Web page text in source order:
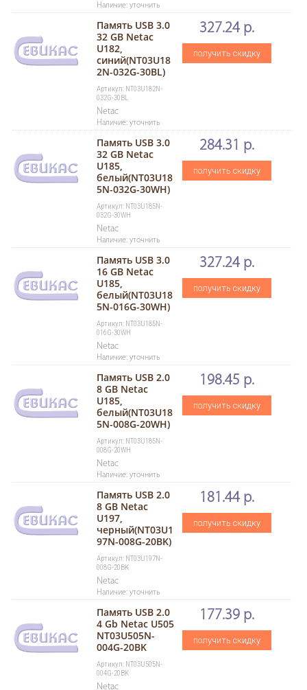
Наличие: уточнить
Память USB 3.0
32 GB Netac
U182,
синий(NT03U18
2N-032G-30BL)
Артикул: NT03U182N-
032G-30BL
Netac
Наличие: уточнить
327.24 р.
получить скидку
Память USB 3.0
32 GB Netac
U185,
белый(NT03U18
5N-032G-30WH)
Артикул: NT03U185N-
032G-30WH
Netac
Наличие: уточнить
284.31 р.
получить скидку
Память USB 3.0
16 GB Netac
U185,
белый(NT03U18
5N-016G-30WH)
Артикул: NT03U185N-
016G-30WH
Netac
Наличие: уточнить
327.24 р.
получить скидку
Память USB 2.0
8 GB Netac
U185,
белый(NT03U18
5N-008G-20WH)
Артикул: NT03U185N-
008G-20WH
Netac
Наличие: уточнить
198.45 р.
получить скидку
Память USB 2.0
8 GB Netac
U197,
черный(NT03U1
97N-008G-20BK)
Артикул: NT03U197N-
008G-20BK
Netac
Наличие: уточнить
181.44 р.
получить скидку
Память USB 2.0
4 Gb Netac U505
NT03U505N-
004G-20BK
Артикул: NT03U505N-
004G-20BK
Netac
177.39 р.
получить скидку